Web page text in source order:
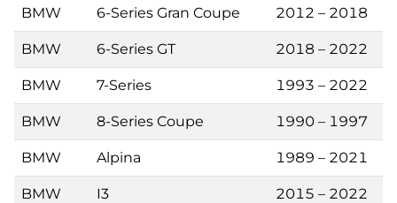
BMW 6-Series Gran Coupe 2012 – 2018
BMW 6-Series GT 2018 – 2022
BMW 7-Series 1993 – 2022
BMW 8-Series Coupe 1990 – 1997
BMW Alpina 1989 – 2021
BMW I3 2015 – 2022